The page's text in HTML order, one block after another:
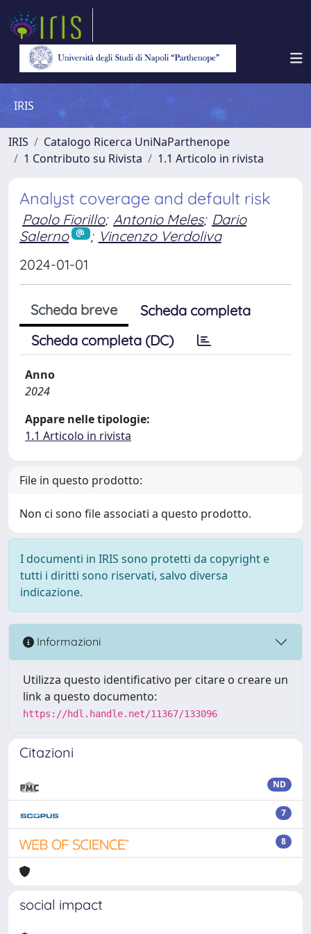
IRIS
IRIS
Catalogo Ricerca UniNaParthenope
1 Contributo su Rivista
1.1 Articolo in rivista
Analyst coverage and default risk
Paolo Fiorillo; Antonio Meles; Dario
Salerno
; Vincenzo Verdoliva
2024-01-01
Scheda breve
Scheda completa
Scheda completa (DC)
Anno
2024
Appare nelle tipologie:
1.1 Articolo in rivista
File in questo prodotto:
Non ci sono file associati a questo prodotto.
I documenti in IRIS sono protetti da copyright e
tutti i diritti sono riservati, salvo diversa
indicazione.
Informazioni
Utilizza questo identificativo per citare o creare un
link a questo documento:
https://hdl.handle.net/11367/133096
Citazioni
ND
7
8
social impact